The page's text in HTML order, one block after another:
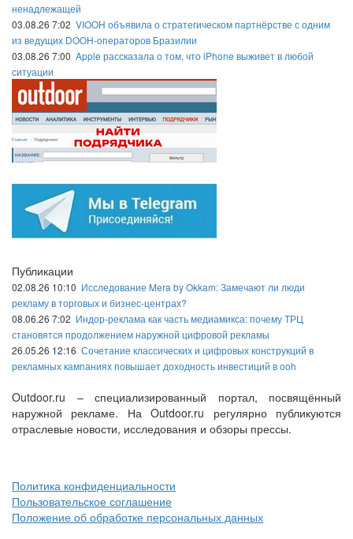
ненадлежащей
03.08.26 7:02 VIOOH объявила о стратегическом партнёрстве с одним
из ведущих DOOH-операторов Бразилии
03.08.26 7:00 Apple рассказала о том, что iPhone выживет в любой
ситуации
Публикации
02.08.26 10:10 Исследование Mera by Okkam: Замечают ли люди
рекламу в торговых и бизнес-центрах?
08.06.26 7:02 Индор-реклама как часть медиамикса: почему ТРЦ
становятся продолжением наружной цифровой рекламы
26.05.26 12:16 Сочетание классических и цифровых конструкций в
рекламных кампаниях повышает доходность инвестиций в ooh
Outdoor.ru – специализированный портал, посвящённый
наружной рекламе. На Outdoor.ru регулярно публикуются
отраслевые новости, исследования и обзоры прессы.
Политика конфиденциальности
Пользовательское соглашение
Положение об обработке персональных данных